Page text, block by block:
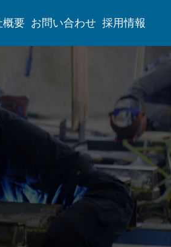
概要 お問い合わせ 採用情報